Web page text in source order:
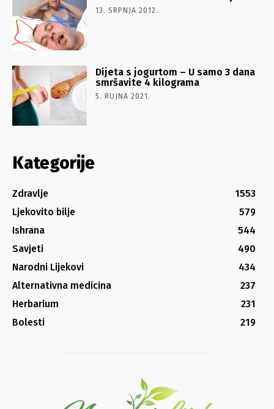
13. SRPNJA 2012.
Dijeta s jogurtom – U samo 3 dana
smršavite 4 kilograma
5. RUJNA 2021.
Kategorije
Zdravlje
1553
Ljekovito bilje
579
Ishrana
544
Savjeti
490
Narodni Lijekovi
434
Alternativna medicina
237
Herbarium
231
Bolesti
219